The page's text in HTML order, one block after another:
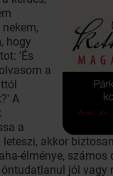
hogy
'És
a
A
a
leteszi, akkor
élménye,
jól vagy